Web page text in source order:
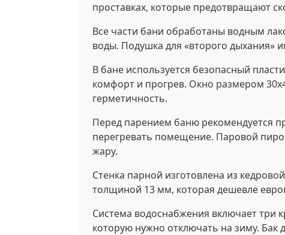
проставках, которые предотвращают
Все части бани обработаны водным
воды. Подушка для «второго дыхания»
В бане используется безопасный
комфорт и прогрев. Окно размером
герметичность.
Перед парением баню рекомендуется
перегревать помещение. Паровой
жару.
Стенка парной изготовлена из
толщиной 13 мм, которая дешевле
Система водоснабжения включает три
которую нужно отключать на зиму.